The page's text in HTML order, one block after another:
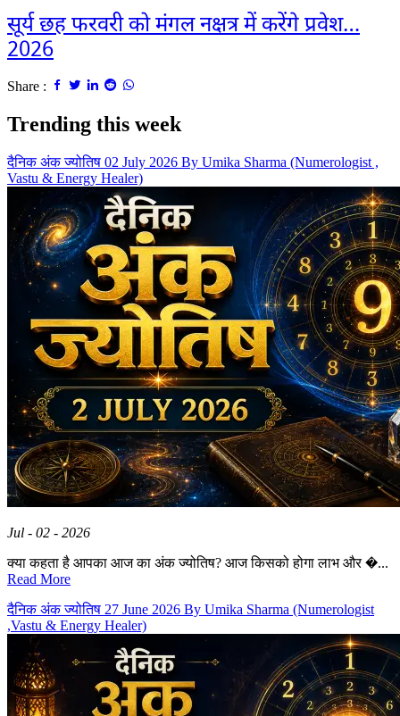
सूर्य छह फरवरी को मंगल नक्षत्र में करेंगे प्रवेश…
2026
Share :
Trending this week
दैनिक अंक ज्योतिष 02 July 2026 By Umika Sharma (Numerologist ,
Vastu & Energy Healer)
Jul - 02 - 2026
क्या कहता है आपका आज का अंक ज्योतिष? आज किसको होगा लाभ और �...
Read More
दैनिक अंक ज्योतिष 27 June 2026 By Umika Sharma (Numerologist
,Vastu & Energy Healer)